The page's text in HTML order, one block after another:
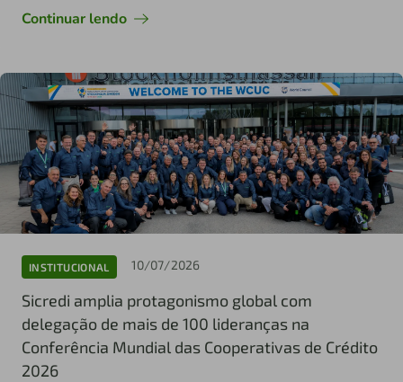
Continuar lendo
INSTITUCIONAL 10/07/2026
Sicredi amplia protagonismo global com
delegação de mais de 100 lideranças na
Conferência Mundial das Cooperativas de Crédito
2026